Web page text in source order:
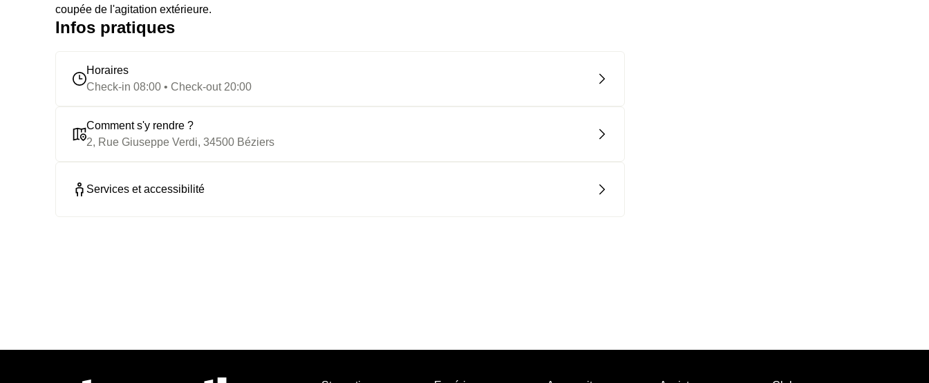
coupée de l'agitation extérieure.
Infos pratiques
Horaires
Check-in 08:00 • Check-out 20:00
Comment s'y rendre ?
2, Rue Giuseppe Verdi, 34500 Béziers
Services et accessibilité